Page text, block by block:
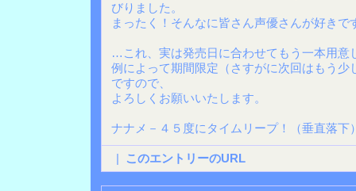
びりました。
まったく！そんなに皆さん声優さんが好き
…これ、実は発売日に合わせてもう一本用意
例によって期間限定（さすがに次回はもう少
ですので、
よろしくお願いいたします。
ナナメ－４５度にタイムリープ！（垂直落下
| このエントリーのURL